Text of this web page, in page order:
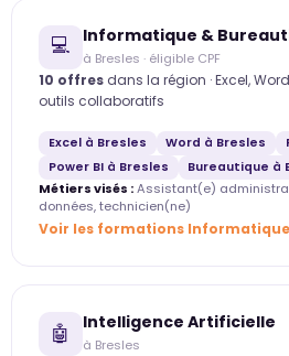
💻 Informatique &
à Bresles · éligible CPF
10 offres dans la région · Excel,
outils collaboratifs
Excel à Bresles Word à Bresles
Power BI à Bresles
Bureautique à
Métiers visés :Assistant(e)
données, technicien(ne)
Voir les formations
🤖 Intelligence Artificielle
à Bresles